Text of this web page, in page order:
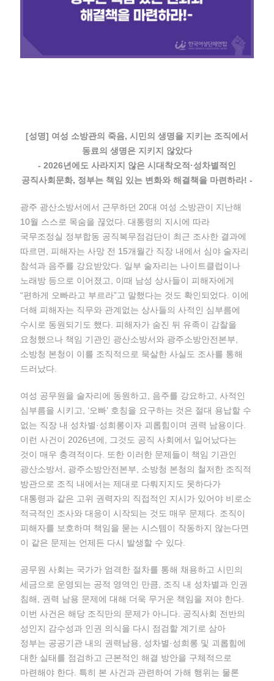
[성명] 여성 소방관의 죽음, 시민의 생명을 지키는 조직에서
동료의 생명은 지키지 않았다
- 2026년에도 사라지지 않은 시대착오적·성차별적인
공직사회문화, 정부는 책임 있는 변화와 해결책을 마련하라! -
광주 광산소방서에서 근무하던 20대 여성 소방관이 지난해
10월 스스로 목숨을 끊었다. 대통령의 지시에 따라
국무조정실 정부합동 공직복무점검단이 최근 조사한 결과에
따르면, 피해자는 사망 전 15개월간 직장 내에서 심야 술자리
참석과 음주를 강요받았다. 일부 술자리는 나이트클럽이나
노래방 등으로 이어졌고, 이때 남성 상사들이 피해자에게
“편하게 오빠라고 부르라”고 말했다는 것도 확인되었다. 이에
더해 피해자는 직무와 관계없는 상사들의 사적인 심부름에
수시로 동원되기도 했다. 피해자가 숨진 뒤 유족이 감찰을
요청했으나 책임 기관인 광산소방서와 광주소방안전본부,
소방청 본청이 이를 조직적으로 묵살한 사실도 조사를 통해
드러났다.
여성 공무원을 술자리에 동원하고, 음주를 강요하고, 사적인
심부름을 시키고, ‘오빠’ 호칭을 요구하는 것은 절대 용납할 수
없는 직장 내 성차별·성희롱이자 괴롭힘이며 권력 남용이다.
이런 사건이 2026년에, 그것도 공직 사회에서 일어났다는
것이 매우 충격적이다. 또한 이러한 문제들이 책임 기관인
광산소방서, 광주소방안전본부, 소방청 본청의 철저한 조직적
방관으로 조직 내에서는 제대로 다뤄지지도 못하다가
대통령과 같은 고위 권력자의 직접적인 지시가 있어야 비로소
적극적인 조사와 대응이 시작되는 것도 매우 문제다. 조직이
피해자를 보호하며 책임을 묻는 시스템이 작동하지 않는다면
이 같은 문제는 언제든 다시 발생할 수 있다.
공무원 사회는 국가가 엄격한 절차를 통해 채용하고 시민의
세금으로 운영되는 공적 영역인 만큼, 조직 내 성차별과 인권
침해, 권력 남용 문제에 대해 더욱 무거운 책임을 져야 한다.
이번 사건은 해당 조직만의 문제가 아니다. 공직사회 전반의
성인지 감수성과 인권 의식을 다시 점검할 계기로 삼아
정부는 공공기관 내의 권력남용, 성차별·성희롱 및 괴롭힘에
대한 실태를 점검하고 근본적인 해결 방안을 구체적으로
마련해야 한다. 특히 본 사건과 관련하여 가해 행위는 물론